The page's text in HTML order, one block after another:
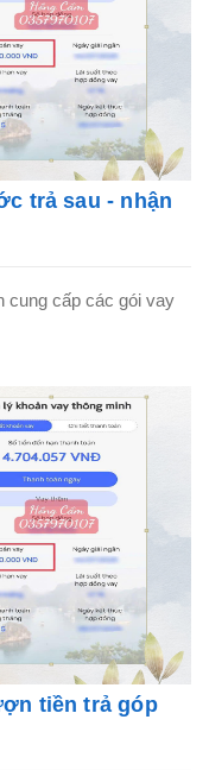
trả sau - nhận
cung cấp các gói vay
tiền trả góp